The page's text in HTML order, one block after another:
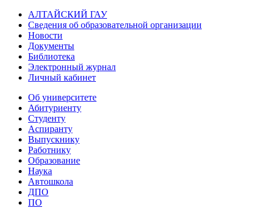
АЛТАЙСКИЙ ГАУ
Сведения об образовательной организации
Новости
Документы
Библиотека
Электронный журнал
Личный кабинет
Об университете
Абитуриенту
Студенту
Аспиранту
Выпускнику
Работнику
Образование
Наука
Автошкола
ДПО
ПО